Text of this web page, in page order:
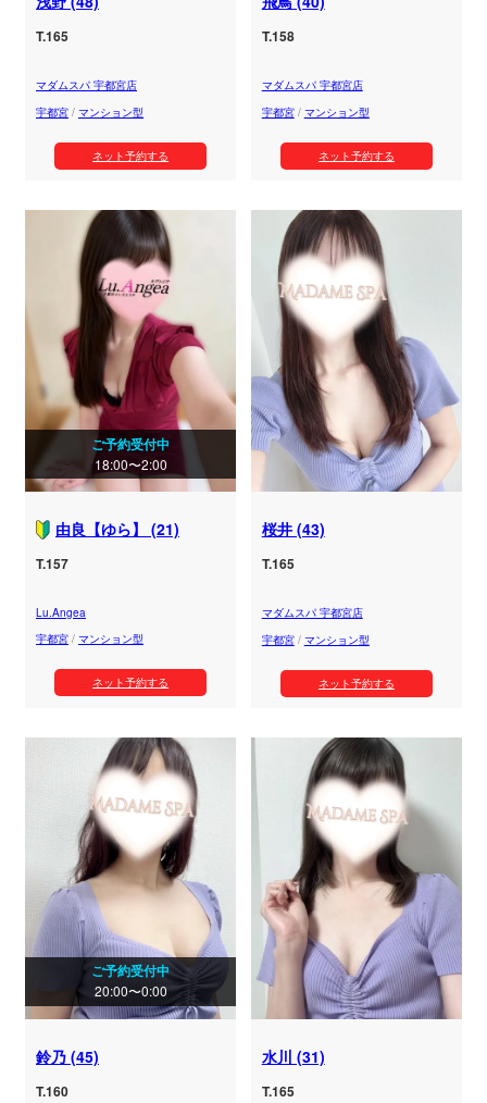
T.165
マダムスパ 宇都宮店
宇都宮 / マンション型
ネット予約する
T.158
マダムスパ 宇都宮店
宇都宮/ マンション型
ネット予約する
ご予約受付中
18:00〜2:00
由良【ゆら】 (21)
T.157
Lu.Angea
宇都宮 / マンション型
ネット予約する
桜井 (43)
T.165
マダムスパ 宇都宮店
宇都宮/ マンション型
ネット予約する
ご予約受付中
20:00〜0:00
鈴乃 (45)
T.160
水川 (31)
T.165